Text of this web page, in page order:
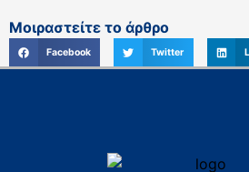
Μοιραστείτε το άρθρο
Facebook Twitter